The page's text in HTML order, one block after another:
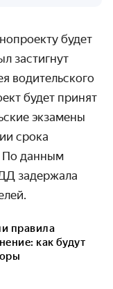
будет
застигнут
водительского
будет принят
экзамены
срока
По данным
задержала
правила
как будут